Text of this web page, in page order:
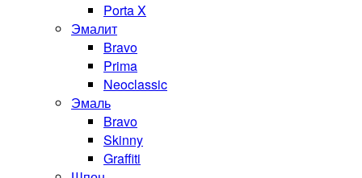
Porta X
Эмалит
Bravo
Prima
Neoclassic
Эмаль
Bravo
Skinny
Graffiti